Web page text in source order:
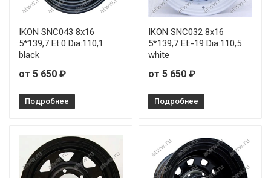
IKON SNC043 8x16
5*139,7 Et:0 Dia:110,1
black
от 5 650 ₽
Подробнее
IKON SNC032 8x16
5*139,7 Et:-19 Dia:110,5
white
от 5 650 ₽
Подробнее